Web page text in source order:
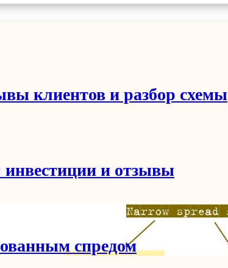
клиентов и разбор схемы
и отзывы
спредом